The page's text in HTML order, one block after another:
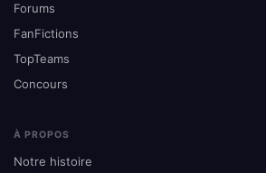
Forums
FanFictions
TopTeams
Concours
À PROPOS
Notre histoire